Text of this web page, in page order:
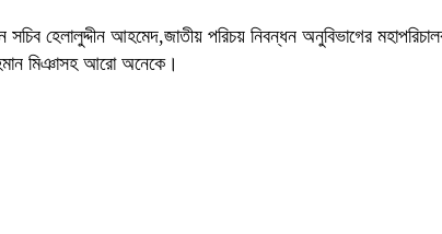
সচিব হেলালুদ্দীন আহমেদ,জাতীয় পরিচয় নিবন্ধন অনুবিভাগের
মিঞাসহ আরো অনেকে।